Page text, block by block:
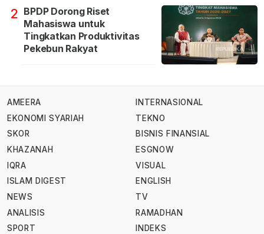
2 BPDP Dorong Riset
Mahasiswa untuk
Tingkatkan Produktivitas
Pekebun Rakyat
AMEERA
EKONOMI SYARIAH
SKOR
KHAZANAH
IQRA
ISLAM DIGEST
NEWS
ANALISIS
SPORT
INTERNASIONAL
TEKNO
BISNIS FINANSIAL
ESGNOW
VISUAL
ENGLISH
TV
RAMADHAN
INDEKS